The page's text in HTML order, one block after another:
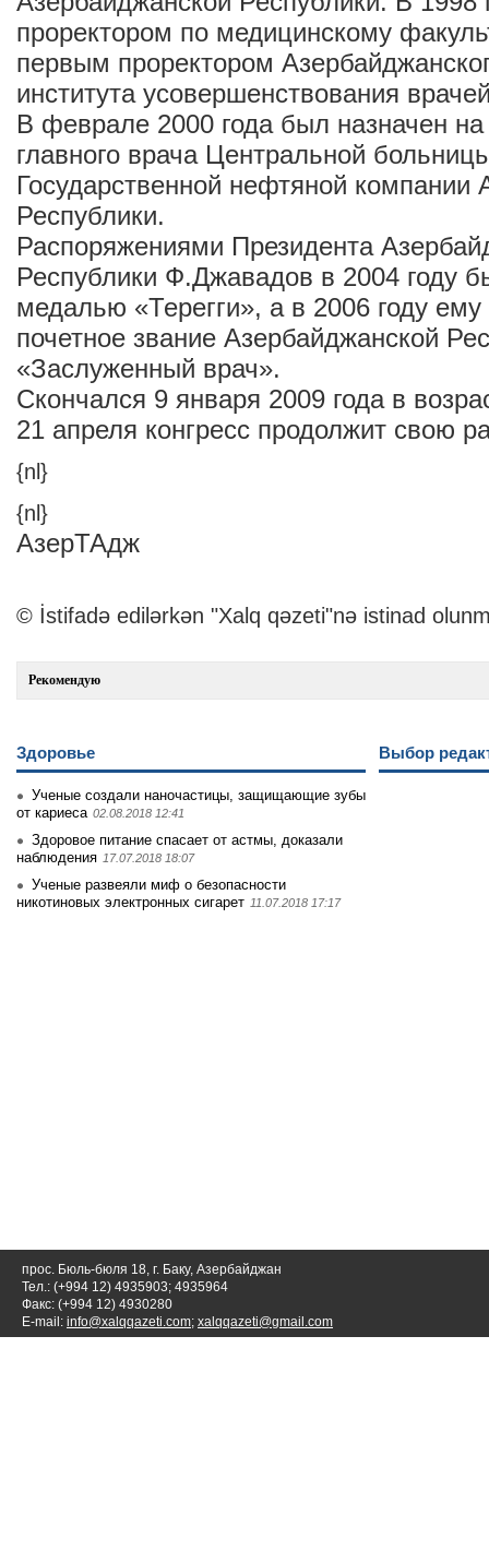
проректором по медицинскому
первым проректором
института усовершенствования
В феврале 2000 года был назначен
главного врача Центральной
Государственной нефтяной компании
Республики.
Распоряжениями Президента
Республики Ф.Джавадов в 2004 году
медалью «Терегги», а в 2006 году
почетное звание Азербайджанской
«Заслуженный врач».
Скончался 9 января 2009 года в
21 апреля конгресс продолжит свою
{nl}
{nl}
АзерТАдж
© İstifadə edilərkən "Xalq qəzeti"nə istinad
Рекомендую
Здоровье
Ученые создали наночастицы, защищающие зубы
от кариеса 02.08.2018 12:41
Здоровое питание спасает от астмы, доказали
наблюдения 17.07.2018 18:07
Ученые развеяли миф о безопасности
никотиновых электронных сигарет 11.07.2018 17:17
Выбор
прос. Бюль-бюля 18, г. Баку, Азербайджан
Тел.: (+994 12) 4935903; 4935964
Факс: (+994 12) 4930280
E-mail: info@xalqqazeti.com; xalqqazeti@gmail.com